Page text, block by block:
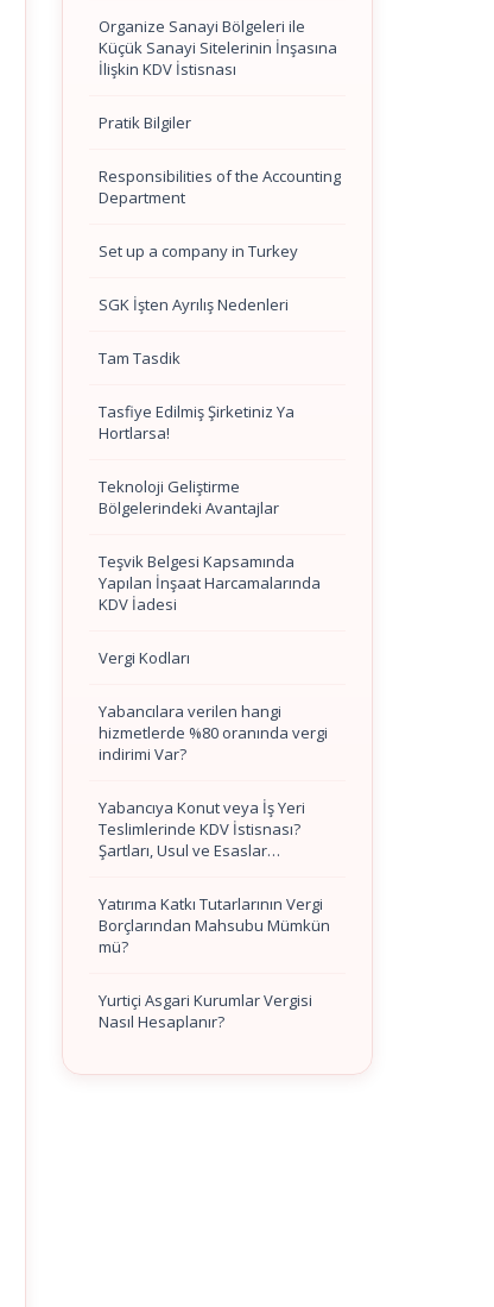
Organize Sanayi Bölgeleri ile
Küçük Sanayi Sitelerinin İnşasına
İlişkin KDV İstisnası
Pratik Bilgiler
Responsibilities of the Accounting
Department
Set up a company in Turkey
SGK İşten Ayrılış Nedenleri
Tam Tasdik
Tasfiye Edilmiş Şirketiniz Ya
Hortlarsa!
Teknoloji Geliştirme
Bölgelerindeki Avantajlar
Teşvik Belgesi Kapsamında
Yapılan İnşaat Harcamalarında
KDV İadesi
Vergi Kodları
Yabancılara verilen hangi
hizmetlerde %80 oranında vergi
indirimi Var?
Yabancıya Konut veya İş Yeri
Teslimlerinde KDV İstisnası?
Şartları, Usul ve Esaslar…
Yatırıma Katkı Tutarlarının Vergi
Borçlarından Mahsubu Mümkün
mü?
Yurtiçi Asgari Kurumlar Vergisi
Nasıl Hesaplanır?